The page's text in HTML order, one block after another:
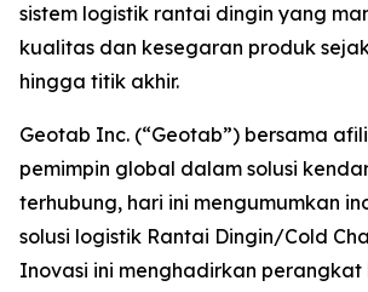
sistem logistik rantai dingin yang
kualitas dan kesegaran produk
hingga titik akhir.
Geotab Inc. (“Geotab”) bersama
pemimpin global dalam solusi
terhubung, hari ini mengumumkan
solusi logistik Rantai Dingin/Cold
Inovasi ini menghadirkan perangkat